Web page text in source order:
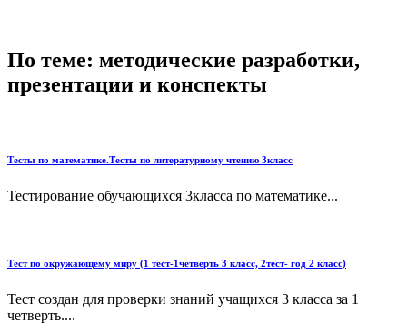
По теме: методические разработки,
презентации и конспекты
Тесты по математике.Тесты по литературному чтению 3класс
Тестирование обучающихся 3класса по математике...
Тест по окружающему миру (1 тест-1четверть 3 класс, 2тест- год 2 класс)
Тест создан для проверки знаний учащихся 3 класса за 1
четверть....